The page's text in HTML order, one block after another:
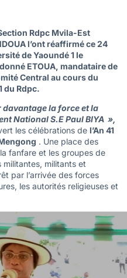
Rdpc Mvila-Est
l’ont réaffirmé ce 24
de Yaoundé 1 le
ETOUA, mandataire de
Central au cours du
du Rdpc.
la force et la
National S.E Paul BIYA »,
les célébrations de l’An 41
. Une place des
fanfare et les groupes de
militants et
par l’arrivée des forces
les autorités religieuses et